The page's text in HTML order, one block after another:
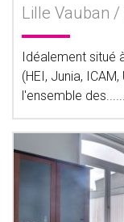
Lille Vauban
Idéalement situé
(HEI, Junia,
l'ensemble des......